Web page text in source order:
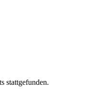
stattgefunden.